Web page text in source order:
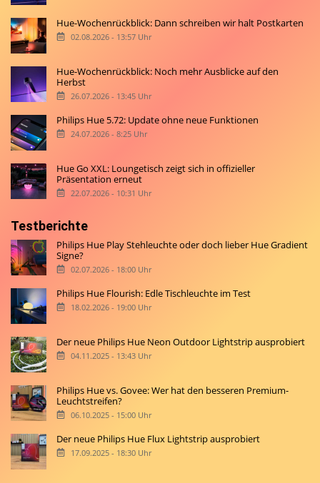
Hue-Wochenrückblick: Dann schreiben wir halt Postkarten
02.08.2026 - 13:57 Uhr
Hue-Wochenrückblick: Noch mehr Ausblicke auf den
Herbst
26.07.2026 - 13:45 Uhr
Philips Hue 5.72: Update ohne neue Funktionen
24.07.2026 - 8:25 Uhr
Hue Go XXL: Loungetisch zeigt sich in offizieller
Präsentation erneut
22.07.2026 - 10:31 Uhr
Testberichte
Philips Hue Play Stehleuchte oder doch lieber Hue Gradient
Signe?
02.07.2026 - 18:00 Uhr
Philips Hue Flourish: Edle Tischleuchte im Test
18.02.2026 - 19:00 Uhr
Der neue Philips Hue Neon Outdoor Lightstrip ausprobiert
04.11.2025 - 13:43 Uhr
Philips Hue vs. Govee: Wer hat den besseren Premium-
Leuchtstreifen?
06.10.2025 - 15:00 Uhr
Der neue Philips Hue Flux Lightstrip ausprobiert
17.09.2025 - 18:30 Uhr